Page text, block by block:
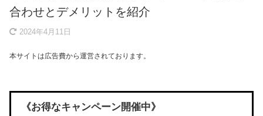
合わせとデメリットを紹介
2024年4月11日
本サイトは広告費から運営されております。
《お得なキャンペーン開催中》